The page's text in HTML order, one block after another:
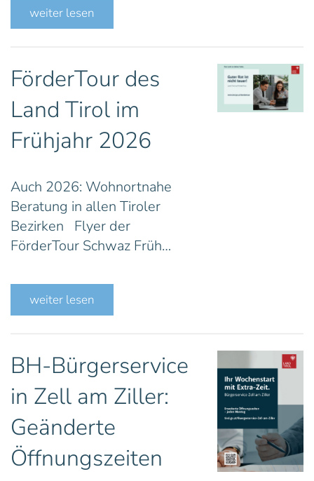
weiter lesen
FörderTour des
Land Tirol im
Frühjahr 2026
Auch 2026: Wohnortnahe
Beratung in allen Tiroler
Bezirken Flyer der
FörderTour Schwaz Früh…
weiter lesen
BH-Bürgerservice
in Zell am Ziller:
Geänderte
Öffnungszeiten